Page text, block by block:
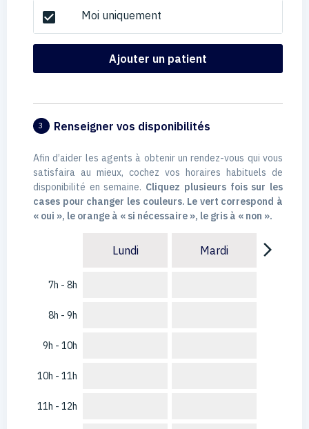
check_box Moi uniquement
Ajouter un patient
3 Renseigner vos disponibilités
Afin d’aider les agents à obtenir un rendez-vous qui vous
satisfaira au mieux, cochez vos horaires habituels de
disponibilité en semaine. Cliquez plusieurs fois sur les
cases pour changer les couleurs. Le vert correspond à
« oui », le orange à « si nécessaire », le gris à « non ».
7h - 8h
8h - 9h
9h - 10h
10h - 11h
11h - 12h
Lundi Mardi arrow_forward_ios